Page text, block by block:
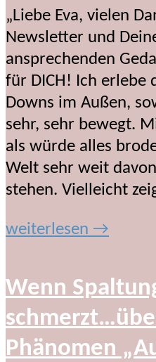
„Liebe Eva, vielen
Newsletter und
ansprechenden
für DICH! Ich erlebe
Downs im Außen,
sehr, sehr bewegt.
als würde alles
Welt sehr weit
stehen. Vielleicht
weiterlesen →
Wenn
Phänomen